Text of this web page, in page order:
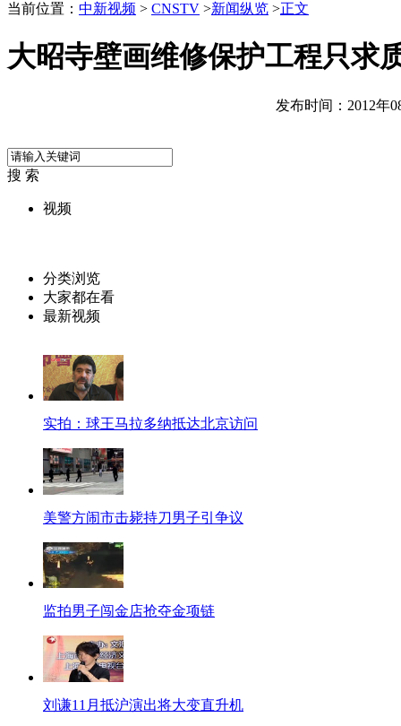
当前位置： 中新视频 > CNSTV >新闻纵览 >正文
大昭寺壁画维修保护工程只求
发布时间：2012年
搜 索
视频
分类浏览
大家都在看
最新视频
实拍：球王马拉多纳抵达北京访问
美警方闹市击毙持刀男子引争议
监拍男子闯金店抢夺金项链
刘谦11月抵沪演出将大变直升机